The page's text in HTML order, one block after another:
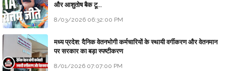
और आशुतोष बैक टू...
8/03/2026 06:32:00 PM
मध्य प्रदेश: दैनिक वेतनभोगी कर्मचारियों के स्थायी वर्गीकरण और वेतनमान
पर सरकार का बड़ा स्पष्टीकरण
8/01/2026 07:07:00 PM